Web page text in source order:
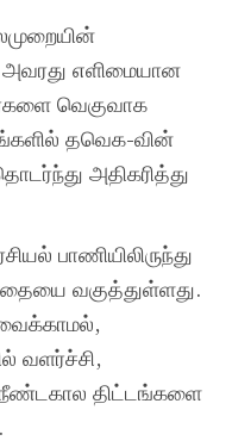
அவரது எளிமையான
வெகுவாக
தவெக-வின்
அதிகரித்து
பாணியிலிருந்து
வகுத்துள்ளது.
வளர்ச்சி,
திட்டங்களை